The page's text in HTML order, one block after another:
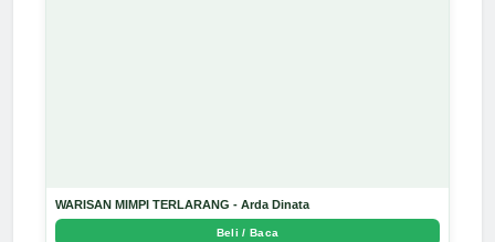
WARISAN MIMPI TERLARANG - Arda Dinata
Beli / Baca